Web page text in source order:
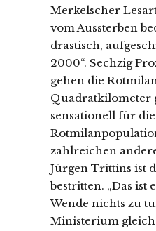
Merkelscher
vom Aussterben
drastisch,
2000“. Sechzig
gehen die
Quadratkilometer
sensationell für
zahlreichen
Jürgen Trittins ist
bestritten. „Das ist
Wende nichts zu
Ministerium gleich